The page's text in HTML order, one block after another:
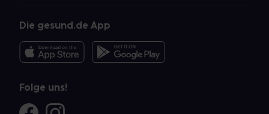
Die gesund.de App
Folge uns!